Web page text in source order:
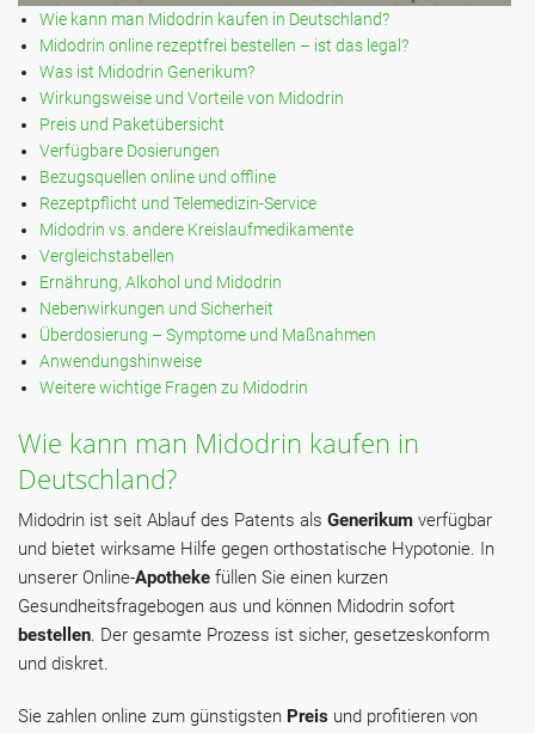
Wie kann man Midodrin kaufen in Deutschland?
Midodrin online rezeptfrei bestellen – ist das legal?
Was ist Midodrin Generikum?
Wirkungsweise und Vorteile von Midodrin
Preis und Paketübersicht
Verfügbare Dosierungen
Bezugsquellen online und offline
Rezeptpflicht und Telemedizin-Service
Midodrin vs. andere Kreislaufmedikamente
Vergleichstabellen
Ernährung, Alkohol und Midodrin
Nebenwirkungen und Sicherheit
Überdosierung – Symptome und Maßnahmen
Anwendungshinweise
Weitere wichtige Fragen zu Midodrin
Wie kann man Midodrin kaufen in
Deutschland?
Midodrin ist seit Ablauf des Patents als Generikum verfügbar
und bietet wirksame Hilfe gegen orthostatische Hypotonie. In
unserer Online-Apotheke füllen Sie einen kurzen
Gesundheitsfragebogen aus und können Midodrin sofort
bestellen. Der gesamte Prozess ist sicher, gesetzeskonform
und diskret.
Sie zahlen online zum günstigsten Preis und profitieren von